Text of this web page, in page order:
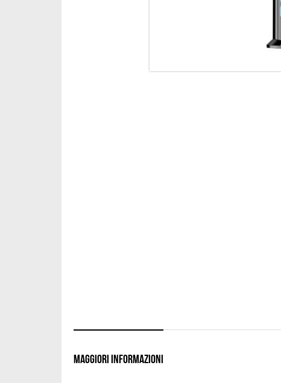
MAGGIORI INFORMAZIONI